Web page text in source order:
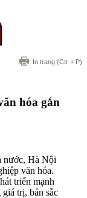
In trang (Ctr + P)
hóa gắn
nước, Hà Nội
văn hóa.
triển mạnh
trị, bản sắc